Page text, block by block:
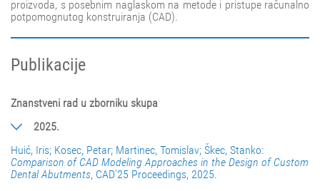
proizvoda, s posebnim naglaskom na metode i pristupe računalno
potpomognutog konstruiranja (CAD).
Publikacije
Znanstveni rad u zborniku skupa
2025.
Huić, Iris; Kosec, Petar; Martinec, Tomislav; Škec, Stanko:
Comparison of CAD Modeling Approaches in the Design of Custom
Dental Abutments, CAD'25 Proceedings, 2025.